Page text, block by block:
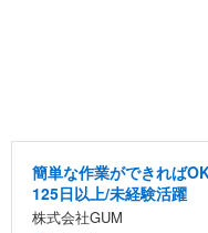
簡単な作業ができれば
125日以上/未経験活躍
株式会社GUM